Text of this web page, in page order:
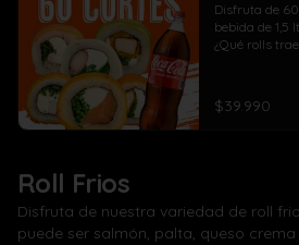
Disfruta de
bebida de 1,5
¿Qué rolls
10 Kanikama,
envuelto en
envuelto en
10 Camarón,
$39.990
Roll Frios
Disfruta de nuestra variedad de roll
puede ser salmón, palta, queso crema